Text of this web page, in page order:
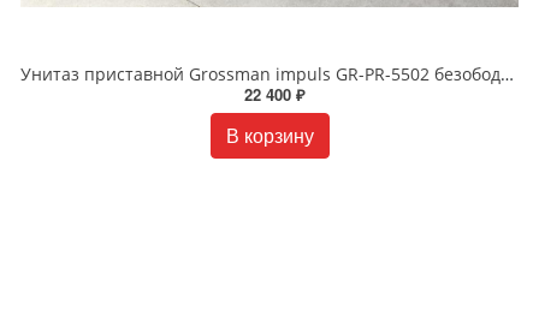
Унитаз приставной Grossman impuls GR-PR-5502 безободковый белый
22 400 ₽
В корзину